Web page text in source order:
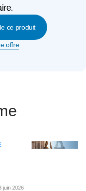
ce produit
offre
juin 2026